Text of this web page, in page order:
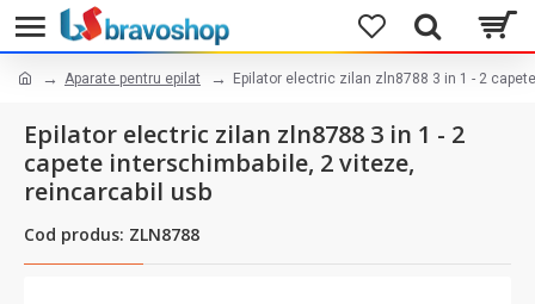
Aparate pentru epilat Epilator electric zilan zln8788 3 in 1 - 2
Epilator electric zilan zln8788 3 in 1 - 2
capete interschimbabile, 2 viteze,
reincarcabil usb
Cod produs: ZLN8788